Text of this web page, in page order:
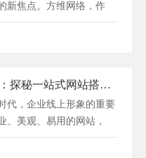
新焦点。方维网络，作
赋能企业线上形象：探秘一站式网站搭建公司的匠心独运
代，企业线上形象的重要
、美观、易用的网站，